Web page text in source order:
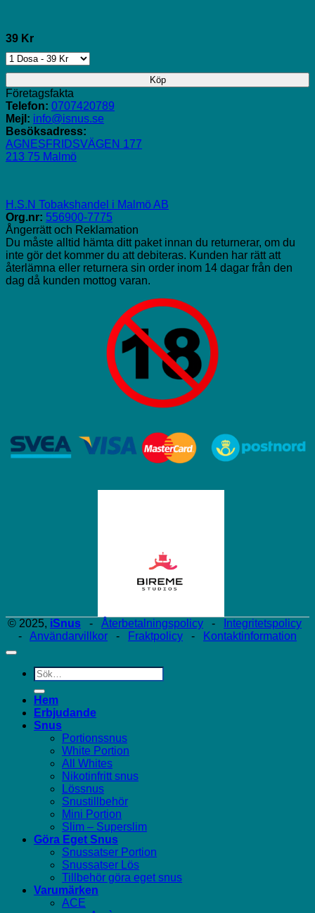
39 Kr
Köp
Företagsfakta
Telefon: 0707420789
Mejl: info@isnus.se
Besöksadress:
AGNESFRIDSVÄGEN 177
213 75 Malmö
H.S.N Tobakshandel i Malmö AB
Org.nr: 556900-7775
Ångerrätt och Reklamation
Du måste alltid hämta ditt paket innan du returnerar, om du
inte gör det kommer du att debiteras. Kunden har rätt att
återlämna eller returnera sin order inom 14 dagar från den
dag då kunden mottog varan.
© 2025, iSnus - Återbetalningspolicy -
Integritetspolicy
- Användarvillkor - Fraktpolicy - Kontaktinformation
Sök
efter:
Hem
Erbjudande
Snus
Portionssnus
White Portion
All Whites
Nikotinfritt snus
Lössnus
Snustillbehör
Mini Portion
Slim – Superslim
Göra Eget Snus
Snussatser Portion
Snussatser Lös
Tillbehör göra eget snus
Varumärken
ACE